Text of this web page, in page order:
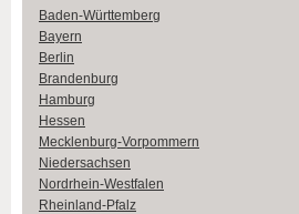
Baden-Württemberg
Bayern
Berlin
Brandenburg
Hamburg
Hessen
Mecklenburg-Vorpommern
Niedersachsen
Nordrhein-Westfalen
Rheinland-Pfalz